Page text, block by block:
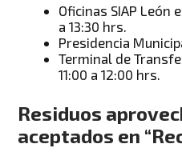
Oficinas SIAP León
a 13:30 hrs.
Presidencia
Terminal de
11:00 a 12:00 hrs.
Residuos
aceptados en